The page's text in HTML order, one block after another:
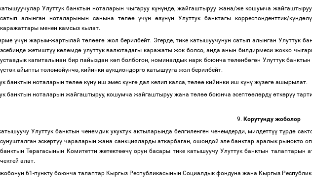
Улуттук банктын ноталарын чыгаруу күнүндө, жайгаштыруу жана/же кошумча жайгаштыруу
сатып алынган ноталарынын санына төлөө үчүнөзүнүн Улуттук банктагы корреспонденттик/күндөлү
каражаттары менен камсыз кылат.
үчүн жарым-жартылай төлөөгө жол берилбейт. Эгерде, тике катышуучунун сатып алынган Улуттук
эсебинде жетиштүүкөлөмдө улуттук валютадагы каражаты жок болсо, анда анын билдирмеси жокко
уставдык капиталынан бир пайыздан көп болбогон, номиналдык нарк боюнча төлөнбөгөн Улуттук
үстөк айыпты төлөмөйүнчө, кийинки аукциондорго катышууга жол берилбейт.
банктын ноталарын төлөө күнү иш эмес күнгө дал келип калса, төлөө кийинки иш күнү жүзөгө ашырылат.
банктын ноталарын жайгаштыруу, кошумча жайгаштыруу жана төлөө боюнча эсептөөлөрдү өткөрүү
9. Корутунду жоболор
Улуттук банктын ченемдик укуктук актыларында белгиленген ченемдерди, милдеттүү түрдө
сунушталган эскертүү чараларын жана санкцияларды аткарбаган, ошондой эле банктар аралык рынокто
банктын Төрагасынын Комитетти жетектөөчүорун басары тике катышуучу Улуттук банктын талаптарын
чектей алат.
61-пункту боюнча талаптар Кыргыз Республикасынын Социалдык фондуна жана Кыргыз